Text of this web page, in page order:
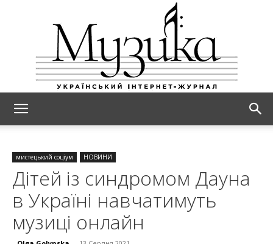
мистецький соціум НОВИНИ
Дітей із синдромом Дауна
в Україні навчатимуть
музиці онлайн